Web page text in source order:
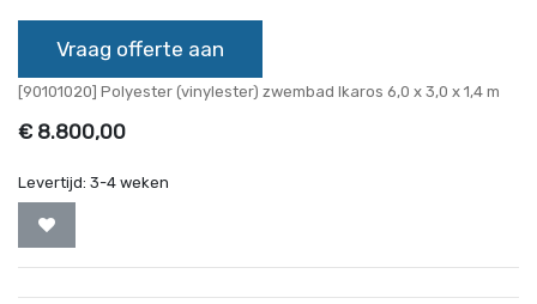
Vraag offerte aan
[90101020] Polyester (vinylester) zwembad Ikaros 6,0 x 3,0 x 1,4 m
€ 8.800,00
Levertijd: 3-4 weken